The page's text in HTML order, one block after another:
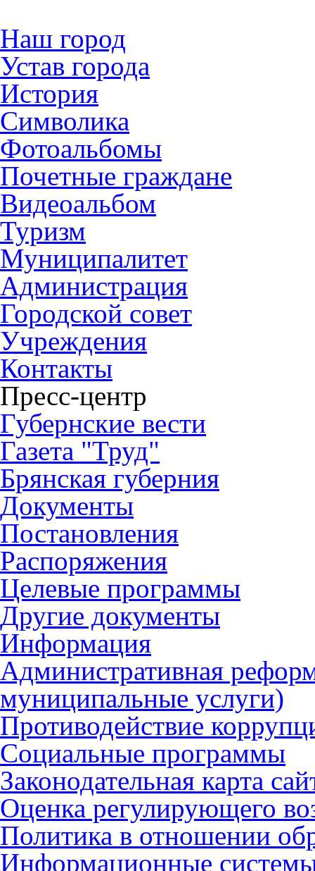
Наш город
Устав города
История
Символика
Фотоальбомы
Почетные граждане
Видеоальбом
Туризм
Муниципалитет
Администрация
Городской совет
Учреждения
Контакты
Пресс-центр
Губернские вести
Газета "Труд"
Брянская губерния
Документы
Постановления
Распоряжения
Целевые программы
Другие документы
Информация
Административная
муниципальные услуги)
Противодействие
Социальные программы
Законодательная карта
Оценка регулирующего
Политика в отношении
Информационные